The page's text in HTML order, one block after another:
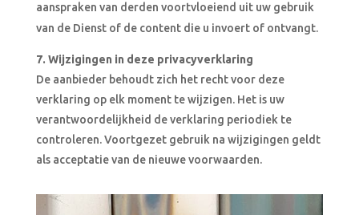
aanspraken van derden voortvloeiend uit uw gebruik
van de Dienst of de content die u invoert of ontvangt.
7. Wijzigingen in deze privacyverklaring
De aanbieder behoudt zich het recht voor deze
verklaring op elk moment te wijzigen. Het is uw
verantwoordelijkheid de verklaring periodiek te
controleren. Voortgezet gebruik na wijzigingen geldt
als acceptatie van de nieuwe voorwaarden.